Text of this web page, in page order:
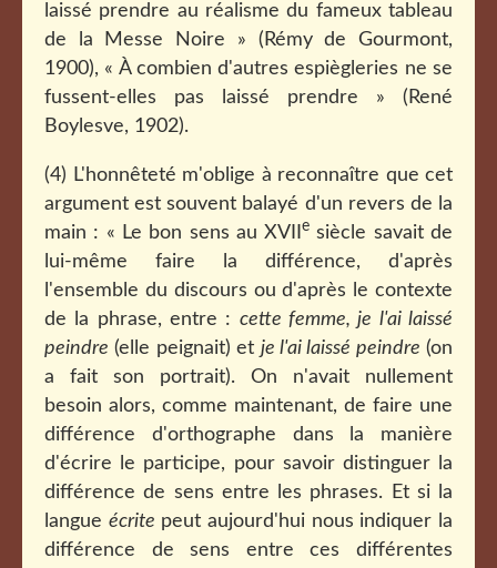
laissé prendre au réalisme du fameux tableau
de la Messe Noire » (Rémy de Gourmont,
1900), « À combien d'autres espiègleries ne se
fussent-elles pas laissé prendre » (René
Boylesve, 1902).
(4) L'honnêteté m'oblige à reconnaître que cet
argument est souvent balayé d'un revers de la
main : « Le bon sens au XVIIe siècle savait de
lui-même faire la différence, d'après
l'ensemble du discours ou d'après le contexte
de la phrase, entre : cette femme, je l'ai laissé
peindre (elle peignait) et je l'ai laissé peindre (on
a fait son portrait). On n'avait nullement
besoin alors, comme maintenant, de faire une
différence d'orthographe dans la manière
d'écrire le participe, pour savoir distinguer la
différence de sens entre les phrases. Et si la
langue écrite peut aujourd'hui nous indiquer la
différence de sens entre ces différentes